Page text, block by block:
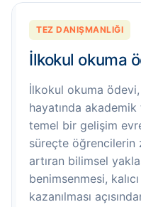
TEZ DANIŞMANLIĞI
İlkokul okuma
İlkokul okuma
hayatında akademik
temel bir gelişim
süreçte öğrencilerin
artıran bilimsel
benimsenmesi,
kazanılması